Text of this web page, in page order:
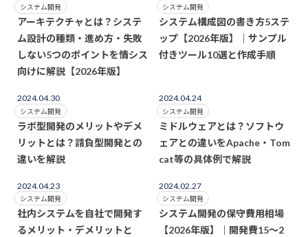
システム開発
アーキテクチャとは？システ
ム設計の種類・進め方・失敗
しない5つのポイントを情シス
向けに解説【2026年版】
システム開発
システム構成図の書き方5ステ
ップ【2026年版】｜サンプル
付きツール10選と作成手順
2024.04.30
システム開発
ラボ型開発のメリットやデメ
リットとは？請負型開発との
違いを解説
2024.04.24
システム開発
ミドルウェアとは？ソフトウ
ェアとの違いをApache・Tom
cat等の具体例で解説
2024.04.23
システム開発
社内システムを自社で開発す
るメリット・デメリットと
2024.02.27
システム開発
システム開発の保守費用相場
【2026年版】｜開発費15〜2